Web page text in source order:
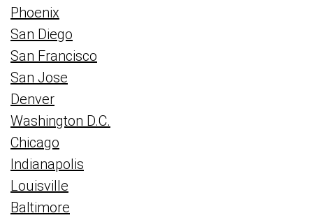
Phoenix
San Diego
San Francisco
San Jose
Denver
Washington D.C.
Chicago
Indianapolis
Louisville
Baltimore